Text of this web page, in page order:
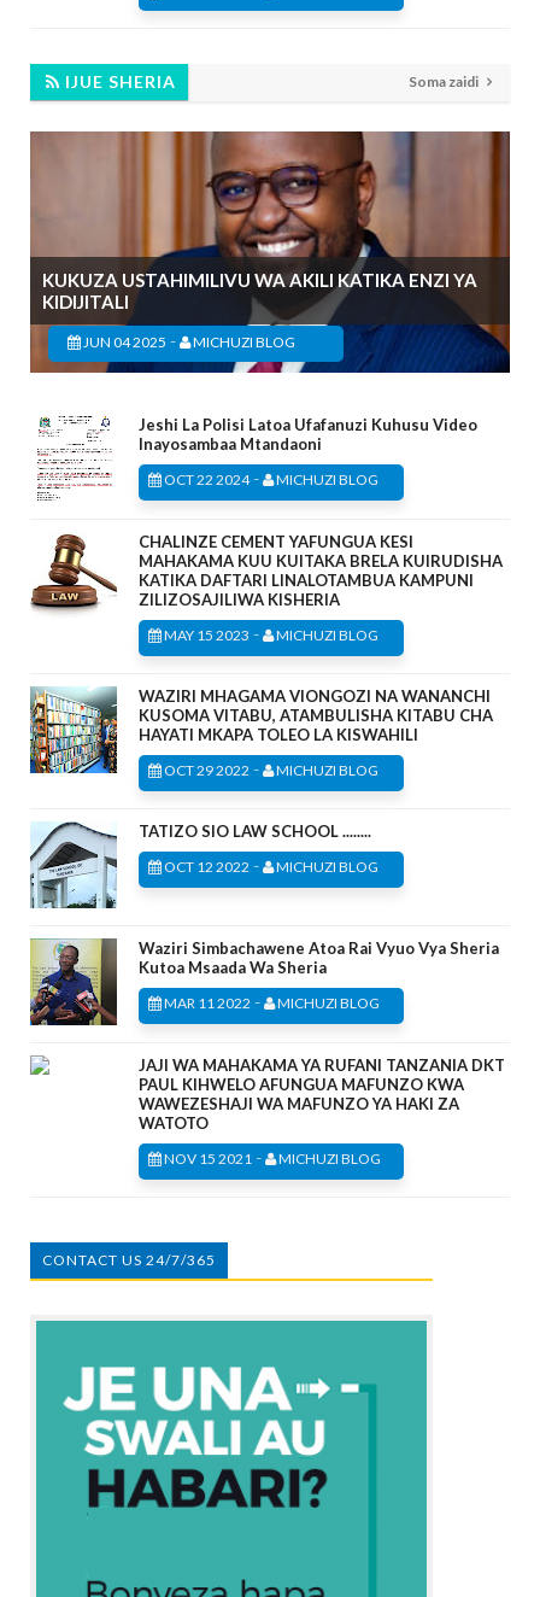
IJUE SHERIA Soma zaidi
KUKUZA USTAHIMILIVU WA AKILI KATIKA ENZI YA
KIDIJITALI
JUN 04 2025 - MICHUZI BLOG
Jeshi La Polisi Latoa Ufafanuzi Kuhusu Video
Inayosambaa Mtandaoni
OCT 22 2024- MICHUZI BLOG
CHALINZE CEMENT YAFUNGUA KESI
MAHAKAMA KUU KUITAKA BRELA KUIRUDISHA
KATIKA DAFTARI LINALOTAMBUA KAMPUNI
ZILIZOSAJILIWA KISHERIA
MAY 15 2023 - MICHUZI BLOG
WAZIRI MHAGAMA VIONGOZI NA WANANCHI
KUSOMA VITABU, ATAMBULISHA KITABU CHA
HAYATI MKAPA TOLEO LA KISWAHILI
OCT 29 2022 - MICHUZI BLOG
TATIZO SIO LAW SCHOOL ........
OCT 12 2022 - MICHUZI BLOG
Waziri Simbachawene Atoa Rai Vyuo Vya Sheria
Kutoa Msaada Wa Sheria
MAR 11 2022 - MICHUZI BLOG
JAJI WA MAHAKAMA YA RUFANI TANZANIA DKT
PAUL KIHWELO AFUNGUA MAFUNZO KWA
WAWEZESHAJI WA MAFUNZO YA HAKI ZA
WATOTO
NOV 15 2021 - MICHUZI BLOG
CONTACT US 24/7/365